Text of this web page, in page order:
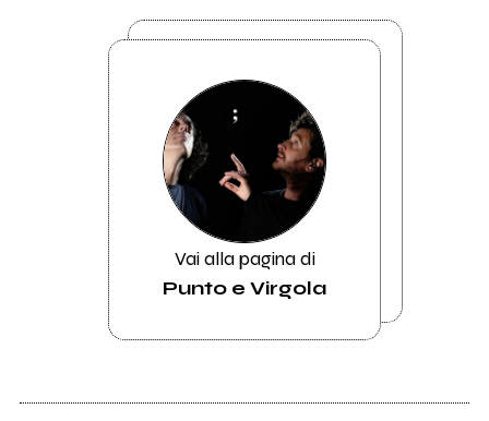
Vai alla pagina di
Punto e Virgola